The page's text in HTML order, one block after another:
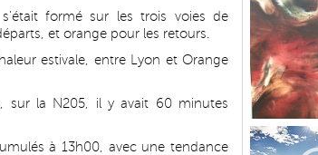
formé sur les trois voies de
et orange pour les retours.
estivale, entre Lyon et Orange
sur la N205, il y avait 60 minutes
à 13h00, avec une tendance